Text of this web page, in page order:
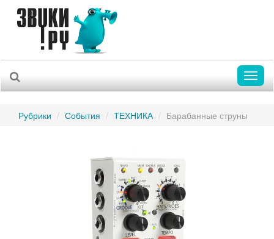
Рубрики События ТЕХНИКА Барабанные струны